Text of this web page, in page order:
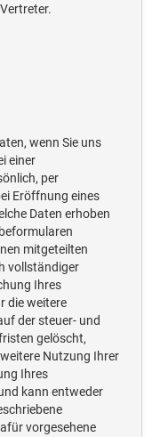
wenn Sie uns
einer
per
Eröffnung eines
Daten erhoben
mitgeteilten
vollständiger
Ihres
die weitere
der steuer- und
gelöscht,
Nutzung Ihrer
Ihres
kann entweder
vorgesehene